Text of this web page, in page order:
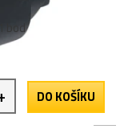
1 bod
DO KOŠÍKU